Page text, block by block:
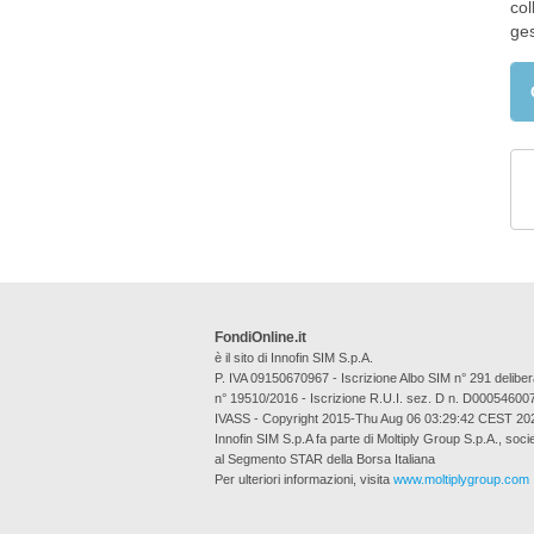
FondiOnline.it
è il sito di Innofin SIM S.p.A.
P. IVA 09150670967 - Iscrizione Albo SIM n° 291
n° 19510/2016 - Iscrizione R.U.I. sez. D n.
IVASS - Copyright 2015-Thu Aug 06 03:29:42 CEST
Innofin SIM S.p.A fa parte di Moltiply Group S.p.A.,
al Segmento STAR della Borsa Italiana
Per ulteriori informazioni, visita www.moltiplygroup.com